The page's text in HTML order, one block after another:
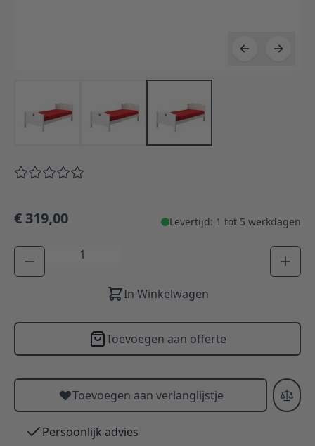
€ 319,00 Levertijd: 1 tot 5 werkdagen
Aantal
In Winkelwagen
Toevoegen aan offerte
Toevoegen aan verlanglijstje
Persoonlijk advies